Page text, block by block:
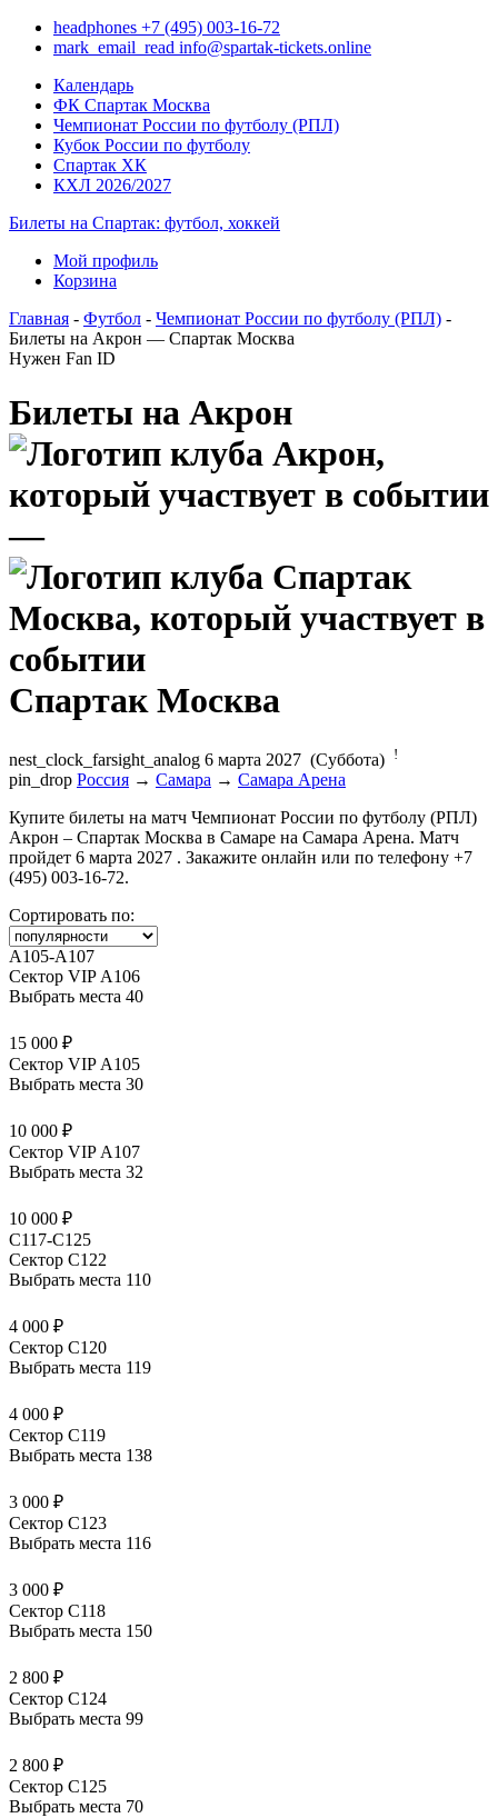
headphones +7 (495) 003-16-72
mark_email_read info@spartak-tickets.online
Календарь
ФК Спартак Москва
Чемпионат России по футболу (РПЛ)
Кубок России по футболу
Спартак ХК
КХЛ 2026/2027
Билеты на Спартак: футбол, хоккей
Мой профиль
Корзина
Главная - Футбол - Чемпионат России по футболу (РПЛ) -
Билеты на Акрон — Спартак Москва
Нужен Fan ID
Билеты на Акрон
—
Спартак Москва
nest_clock_farsight_analog 6 марта 2027 (Суббота) !
pin_drop Россия → Самара → Самара Арена
Купите билеты на матч Чемпионат России по футболу (РПЛ)
Акрон – Спартак Москва в Самаре на Самара Арена. Матч
пройдет 6 марта 2027 . Закажите онлайн или по телефону +7
(495) 003-16-72.
Сортировать по:
A105-A107
Сектор VIP А106
Выбрать места 40
15 000 ₽
Сектор VIP А105
Выбрать места 30
10 000 ₽
Сектор VIP А107
Выбрать места 32
10 000 ₽
C117-C125
Сектор С122
Выбрать места 110
4 000 ₽
Сектор С120
Выбрать места 119
4 000 ₽
Сектор С119
Выбрать места 138
3 000 ₽
Сектор С123
Выбрать места 116
3 000 ₽
Сектор С118
Выбрать места 150
2 800 ₽
Сектор С124
Выбрать места 99
2 800 ₽
Сектор С125
Выбрать места 70